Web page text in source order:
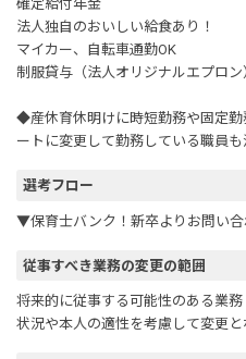
確定給付年金
法人独自のおいしい給食あり！
マイカー、自転車通勤OK
制服貸与（法人オリジナルエプロン
◆産休育休明けに時短勤務や固定
ートに変更して勤務している職員も
選考フロー
▼保育士バンク！新卒よりお問い合
従事すべき業務の変更の範囲
将来的に従事する可能性のある業
状況や本人の適性を考慮して変更と